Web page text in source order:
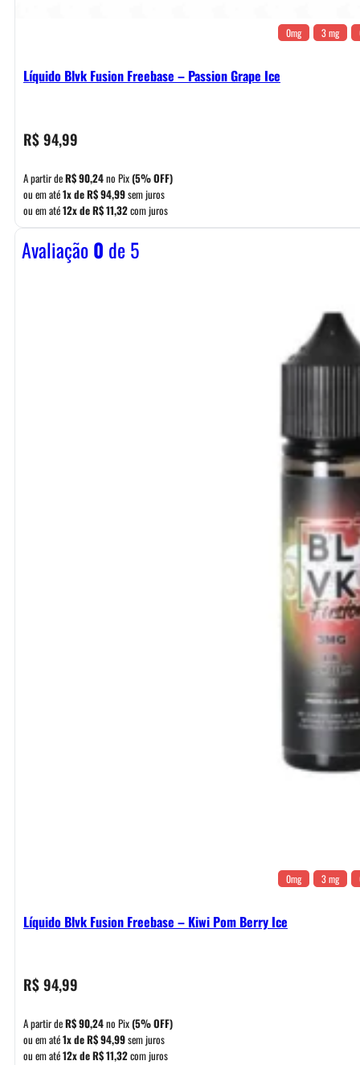
0mg 3 mg
Líquido Blvk Fusion Freebase – Passion Grape Ice
R$94,99
A partir deR$90,24no Pix(5% OFF)
ou em até1x deR$94,99sem juros
ou em até12x deR$11,32com juros
Avaliação0 de 5
0mg 3 mg
Líquido Blvk Fusion Freebase – Kiwi Pom Berry Ice
R$94,99
A partir deR$90,24no Pix(5% OFF)
ou em até1x deR$94,99sem juros
ou em até12x deR$11,32com juros